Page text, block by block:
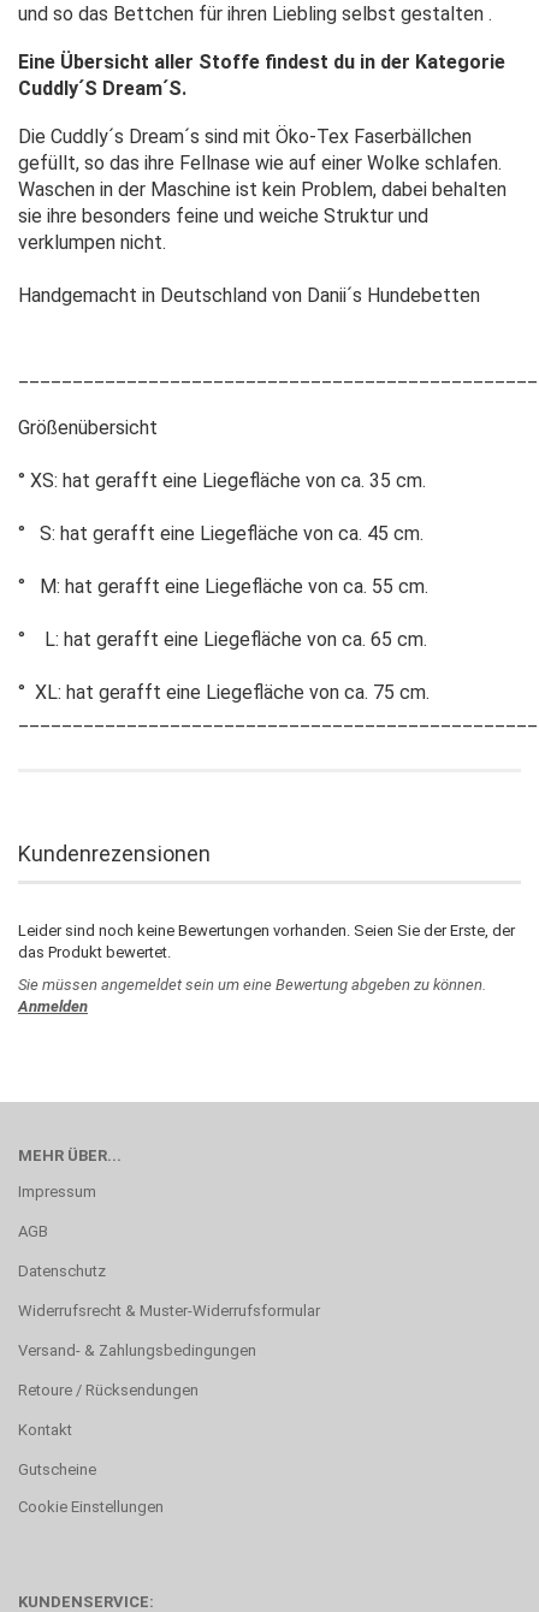
und so das Bettchen für ihren Liebling selbst gestalten .
Eine Übersicht aller Stoffe findest du in der Kategorie
Cuddly´S Dream´S.
Die Cuddly´s Dream´s sind mit Öko-Tex Faserbällchen
gefüllt, so das ihre Fellnase wie auf einer Wolke schlafen.
Waschen in der Maschine ist kein Problem, dabei behalten
sie ihre besonders feine und weiche Struktur und
verklumpen nicht.
Handgemacht in Deutschland von Danii´s Hundebetten
Größenübersicht
° XS: hat gerafft eine Liegefläche von ca. 35 cm.
° S: hat gerafft eine Liegefläche von ca. 45 cm.
° M: hat gerafft eine Liegefläche von ca. 55 cm.
° L: hat gerafft eine Liegefläche von ca. 65 cm.
° XL: hat gerafft eine Liegefläche von ca. 75 cm.
Kundenrezensionen
Leider sind noch keine Bewertungen vorhanden. Seien Sie der Erste, der
das Produkt bewertet.
Sie müssen angemeldet sein um eine Bewertung abgeben zu können.
Anmelden
MEHR ÜBER...
Impressum
AGB
Datenschutz
Widerrufsrecht & Muster-Widerrufsformular
Versand- & Zahlungsbedingungen
Retoure / Rücksendungen
Kontakt
Gutscheine
Cookie Einstellungen
KUNDENSERVICE: